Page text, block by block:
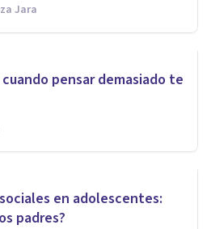
Jara
pensar demasiado te
en adolescentes:
padres?